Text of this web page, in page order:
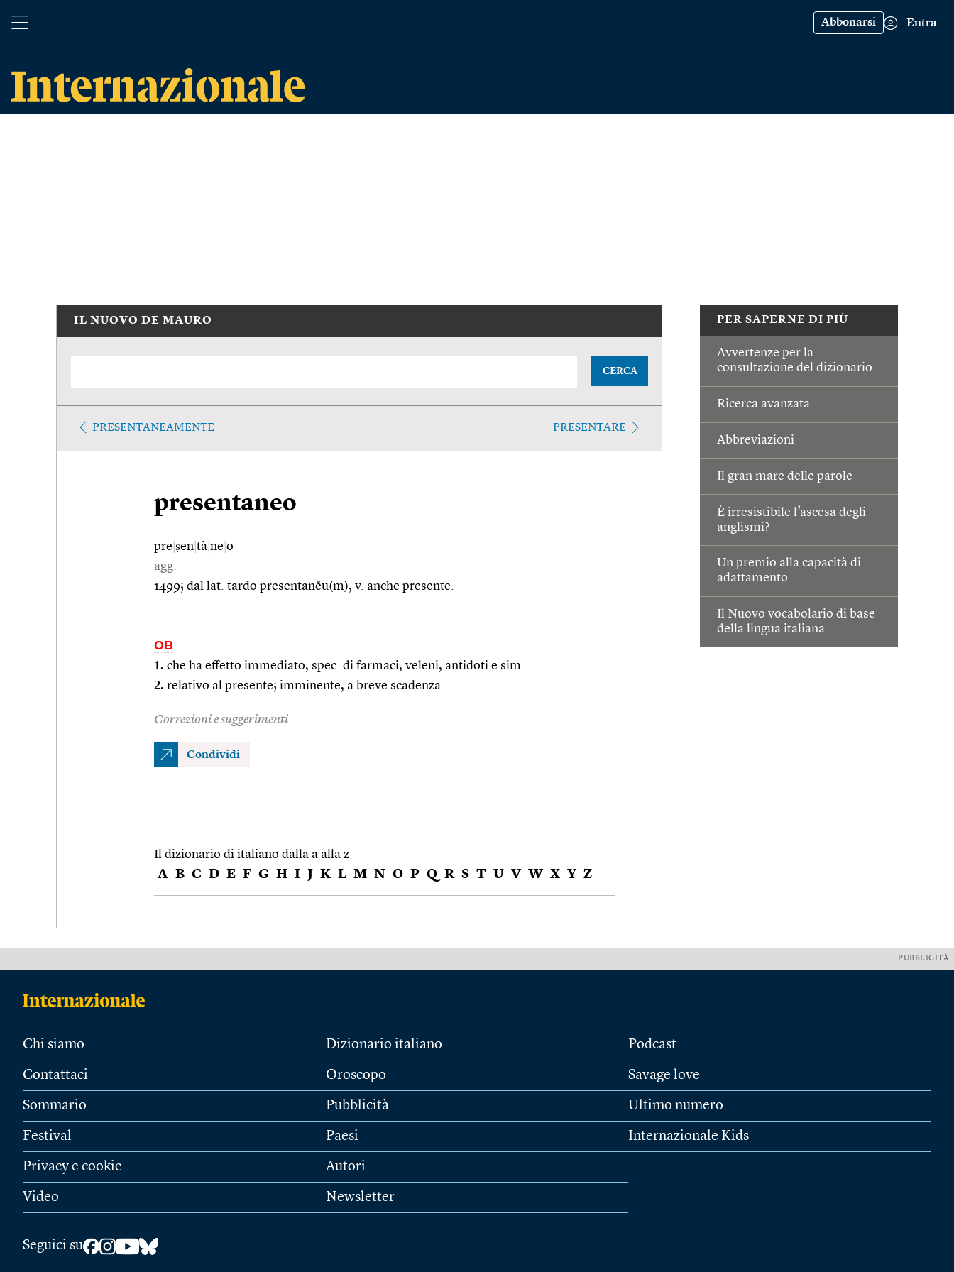
Abbonarsi Entra
PER SAPERNE DI PIÙ
Avvertenze per la
consultazione del dizionario
Ricerca avanzata
Abbreviazioni
Il gran mare delle parole
È irresistibile l’ascesa degli
anglismi?
Un premio alla capacità di
adattamento
Il Nuovo vocabolario di base
della lingua italiana
IL NUOVO DE MAURO
CERCA
PRESENTANEAMENTE PRESENTARE
presentaneo
pre ṣen tà ne o
agg.
1499; dal lat. tardo presentanĕu(m), v. anche presente.
OB
1. che ha effetto immediato, spec. di farmaci, veleni, antidoti e sim.
2. relativo al presente; imminente, a breve scadenza
Correzioni e suggerimenti
Condividi
Il dizionario di italiano dalla a alla z
A B C D E F G H I J K L M N O P Q R S T U V W X Y Z
PUBBLICITÀ
Chi siamo
Contattaci
Sommario
Festival
Privacy e cookie
Video
Dizionario italiano
Oroscopo
Pubblicità
Paesi
Autori
Newsletter
Podcast
Savage love
Ultimo numero
Internazionale Kids
Seguici su